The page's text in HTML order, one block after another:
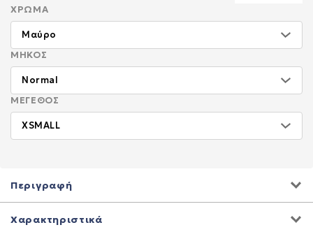
ΧΡΏΜΑ
ΜΉΚΟΣ
ΜΈΓΕΘΟΣ
Περιγραφή
Χαρακτηριστικά